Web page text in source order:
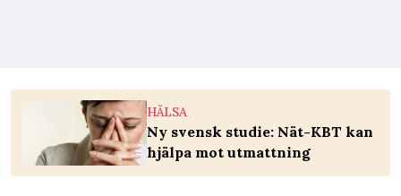
HÄLSA
Ny svensk studie: Nät-KBT kan
hjälpa mot utmattning